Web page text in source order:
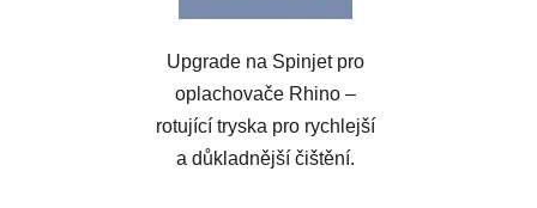
Upgrade na Spinjet pro
oplachovače Rhino –
rotující tryska pro rychlejší
a důkladnější čištění.